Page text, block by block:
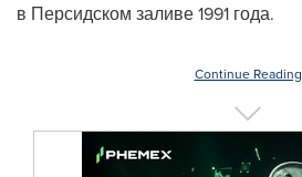
в Персидском заливе 1991 года.
Continue Reading